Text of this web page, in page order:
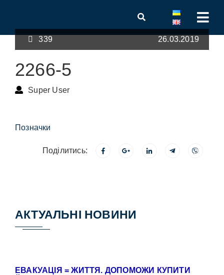
339 26.03.2019
2266-5
Super User
Позначки
Поділитись:
АКТУАЛЬНІ НОВИНИ
ЕВАКУАЦІЯ = ЖИТТЯ. ДОПОМОЖИ КУПИТИ